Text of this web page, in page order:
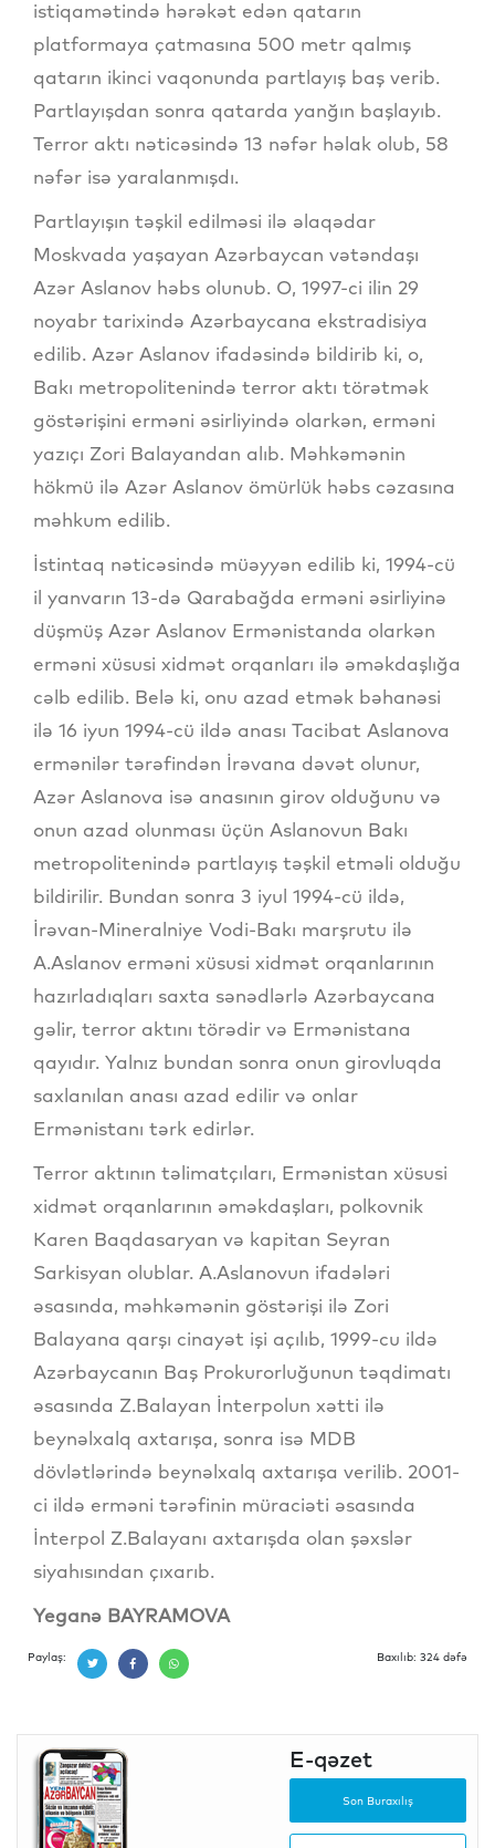
istiqamətində hərəkət edən qatarın
platformaya çatmasına 500 metr qalmış
qatarın ikinci vaqonunda partlayış baş verib.
Partlayışdan sonra qatarda yanğın başlayıb.
Terror aktı nəticəsində 13 nəfər həlak olub, 58
nəfər isə yaralanmışdı.
Partlayışın təşkil edilməsi ilə əlaqədar
Moskvada yaşayan Azərbaycan vətəndaşı
Azər Aslanov həbs olunub. O, 1997-ci ilin 29
noyabr tarixində Azərbaycana ekstradisiya
edilib. Azər Aslanov ifadəsində bildirib ki, o,
Bakı metropolitenində terror aktı törətmək
göstərişini erməni əsirliyində olarkən, erməni
yazıçı Zori Balayandan alıb. Məhkəmənin
hökmü ilə Azər Aslanov ömürlük həbs cəzasına
məhkum edilib.
İstintaq nəticəsində müəyyən edilib ki, 1994-cü
il yanvarın 13-də Qarabağda erməni əsirliyinə
düşmüş Azər Aslanov Ermənistanda olarkən
erməni xüsusi xidmət orqanları ilə əməkdaşlığa
cəlb edilib. Belə ki, onu azad etmək bəhanəsi
ilə 16 iyun 1994-cü ildə anası Tacibat Aslanova
ermənilər tərəfindən İrəvana dəvət olunur,
Azər Aslanova isə anasının girov olduğunu və
onun azad olunması üçün Aslanovun Bakı
metropolitenində partlayış təşkil etməli olduğu
bildirilir. Bundan sonra 3 iyul 1994-cü ildə,
İrəvan-Mineralniye Vodi-Bakı marşrutu ilə
A.Aslanov erməni xüsusi xidmət orqanlarının
hazırladıqları saxta sənədlərlə Azərbaycana
gəlir, terror aktını törədir və Ermənistana
qayıdır. Yalnız bundan sonra onun girovluqda
saxlanılan anası azad edilir və onlar
Ermənistanı tərk edirlər.
Terror aktının təlimatçıları, Ermənistan xüsusi
xidmət orqanlarının əməkdaşları, polkovnik
Karen Baqdasaryan və kapitan Seyran
Sarkisyan olublar. A.Aslanovun ifadələri
əsasında, məhkəmənin göstərişi ilə Zori
Balayana qarşı cinayət işi açılıb, 1999-cu ildə
Azərbaycanın Baş Prokurorluğunun təqdimatı
əsasında Z.Balayan İnterpolun xətti ilə
beynəlxalq axtarışa, sonra isə MDB
dövlətlərində beynəlxalq axtarışa verilib. 2001-
ci ildə erməni tərəfinin müraciəti əsasında
İnterpol Z.Balayanı axtarışda olan şəxslər
siyahısından çıxarıb.
Yeganə BAYRAMOVA
Paylaş: Baxılıb: 324 dəfə
E-qəzet
Son Buraxılış